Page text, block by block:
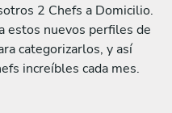
2 Chefs a Domicilio.
estos nuevos perfiles de
categorizarlos, y así
increíbles cada mes.